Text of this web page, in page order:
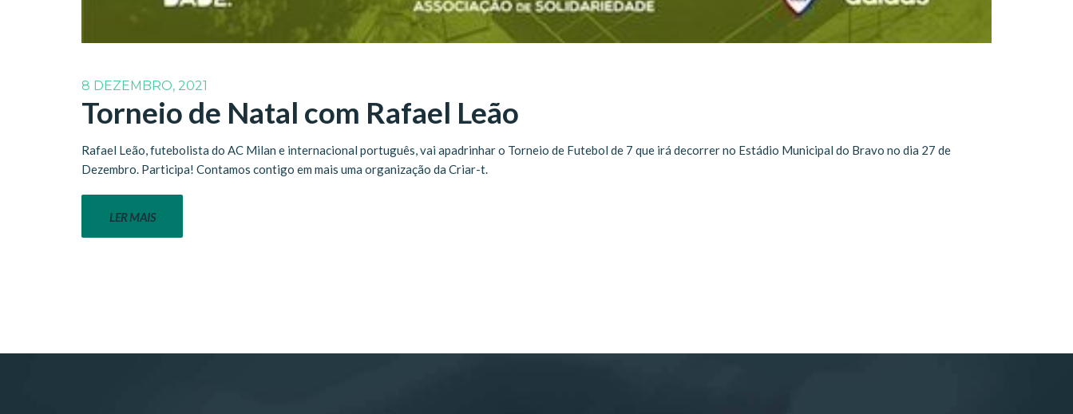
8 DEZEMBRO, 2021
Torneio de Natal com Rafael Leão
Rafael Leão, futebolista do AC Milan e internacional português, vai apadrinhar o Torneio de Futebol de 7 que irá decorrer no Estádio Municipal do Bravo no dia 27 de
Dezembro. Participa! Contamos contigo em mais uma organização da Criar-t.
LER MAIS